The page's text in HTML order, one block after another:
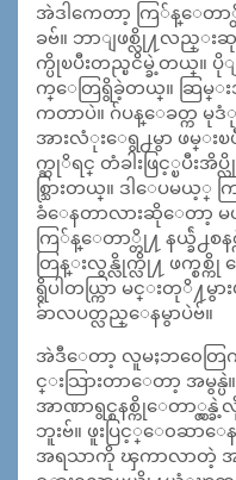
အဲဒါကေတာ့ ကြ်န္ေတာ္
ခဗ်။ ဘာျဖစ္လို႔လည္
က္ပိုၿပီးတည္ၿငိမ္ခဲ့တယ္။
က္ေတြရွိခဲ့တယ္။ ဆြမ္းအု
ကတာပဲ။ ဂ်ပန္ေခတ္က မု
အားလံုးေရွ႕မွာ ဖမ္း
က္ဆုိရင္ တံခါးဖြင့္ၿပီး
စ္သြားတယ္။ ဒါေပမ
ခံေနတာလားဆိုေတာ့
ကြ်န္ေတာ္တို႔ နယ္ခ်ဲ႕စန
တြန္းလွန္လိုက္လို႔ ဖက္စစ္ကို
ရွိပါတယ္ကြာ မင္းတုိ႔မွ
ခ်ာလပတ္လည္ေနမွာပဲဗ်။
အဲဒီေတာ့ လူမႈဘ၀ေတြက
င္းသြားတာေတာ့ အမွန္
အာဏာရွင္စနစ္ကိုေတာ္လွ
ဘူးဗ်။ ဖူးပြင့္ေ၀ဆာေ
အရသာကို ၾကာလာတဲ့